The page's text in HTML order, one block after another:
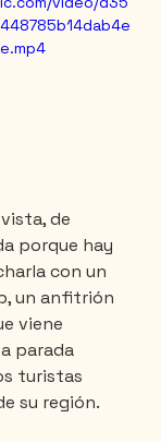
de
porque hay
con un
un anfitrión
viene
parada
turistas
su región.